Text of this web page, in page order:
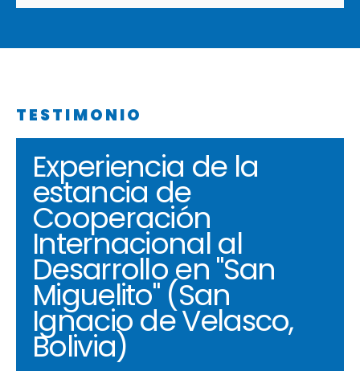
TESTIMONIO
Experiencia de la
estancia de
Cooperación
Internacional al
Desarrollo en "San
Miguelito" (San
Ignacio de Velasco,
Bolivia)